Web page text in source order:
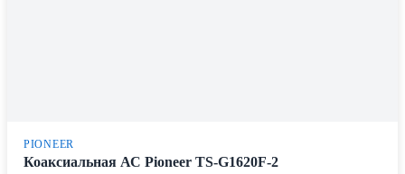
PIONEER
Коаксиальная АС Pioneer TS-G1620F-2